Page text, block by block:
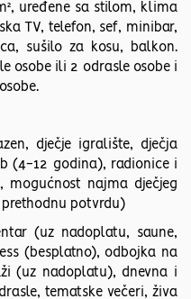
uređene sa stilom, klima
TV, telefon, sef, minibar,
sušilo za kosu, balkon.
osobe ili 2 odrasle osobe i
dječje igralište, dječja
(4-12 godina), radionice i
mogućnost najma dječjeg
potvrdu)
(uz nadoplatu, saune,
(besplatno), odbojka na
(uz nadoplatu), dnevna i
tematske večeri, živa